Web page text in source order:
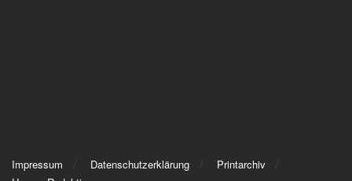
Impressum Datenschutzerklärung
Printarchiv